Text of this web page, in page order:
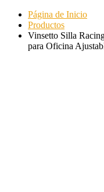
Página de Inicio
Productos
Vinsetto Silla
para Oficina